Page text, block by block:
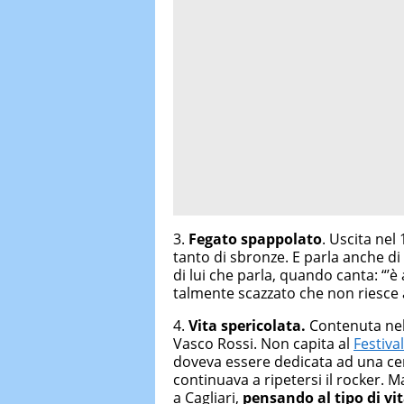
3. Fegato spappolato. Uscita nel
tanto di sbronze. E parla anche
di lui che parla, quando canta:
talmente scazzato che non
4. Vita spericolata. Contenuta
Vasco Rossi. Non capita al
doveva essere dedicata ad una
continuava a ripetersi il rocker.
a Cagliari, pensando al tipo di